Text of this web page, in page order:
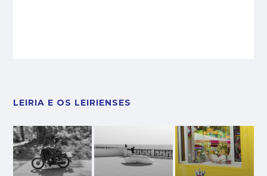
LEIRIA E OS LEIRIENSES